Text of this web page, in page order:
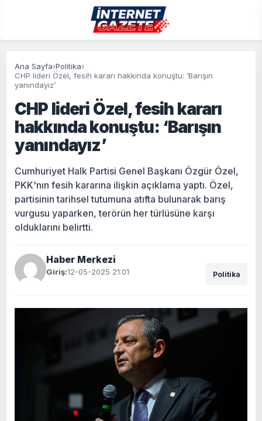
Ana Sayfa›Politika›
CHP lideri Özel, fesih kararı hakkında konuştu: ‘Barışın
yanındayız’
CHP lideri Özel, fesih kararı
hakkında konuştu: ‘Barışın
yanındayız’
Cumhuriyet Halk Partisi Genel Başkanı Özgür Özel,
PKK'nın fesih kararına ilişkin açıklama yaptı. Özel,
partisinin tarihsel tutumuna atıfta bulunarak barış
vurgusu yaparken, terörün her türlüsüne karşı
olduklarını belirtti.
Haber Merkezi
Giriş:12-05-2025 21:01 Politika